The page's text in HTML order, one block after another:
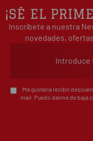
¡SÉ EL
Inscríbete a nuestra
novedades,
Me gustaría recibir
mail. Puedo darme de baja